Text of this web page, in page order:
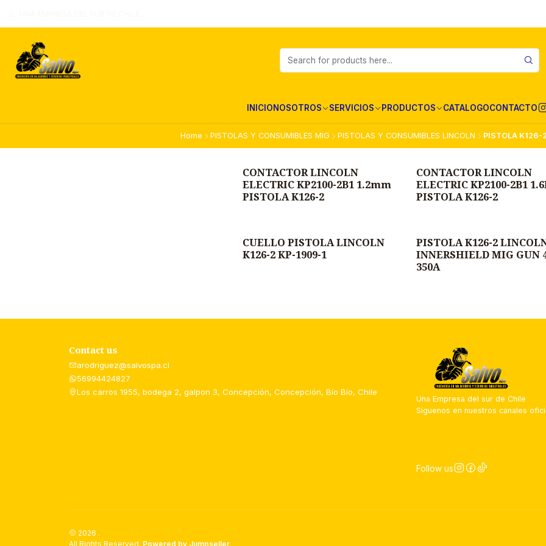
INICIONOSOTROS SERVICIOS PRODUCTOS CATALOGOCONTACTO
Home PISTOLAS Y CONSUMIBLES MIG PISTOLAS Y CONSUMIBLES LINCOLN PISTOLA K126-
CONTACTOR LINCOLN
ELECTRIC KP2100-2B1 1.2mm
PISTOLA K126-2
CONTACTOR LINCOLN
ELECTRIC KP2100-2B1
PISTOLA K126-2
CUELLO PISTOLA LINCOLN
K126-2 KP-1909-1
PISTOLA K126-2
INNERSHIELD MIG GUN
350A
Contact us
arodriguez@salvospa.cl
56994424827
Los carros 1955, bodega 2, galpon 3, Concepción, Concepción, Bío Bío, Chile
Una Empresa del sur de Chile
Síguenos en nuestros canales
Follow us
2026 .
All Rights Reserved. Powered by Jumpseller.